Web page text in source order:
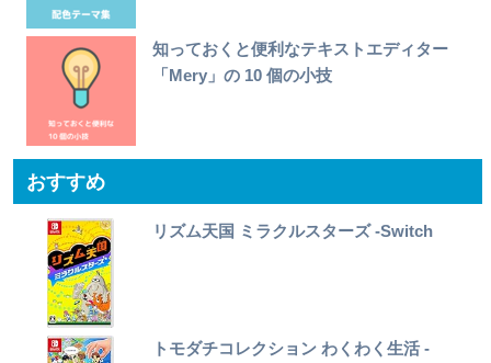
知っておくと便利なテキストエディター
「Mery」の 10 個の小技
おすすめ
リズム天国 ミラクルスターズ -Switch
トモダチコレクション わくわく生活 -